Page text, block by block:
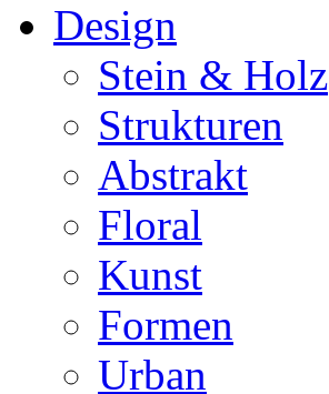
Design
Stein & Holz
Strukturen
Abstrakt
Floral
Kunst
Formen
Urban